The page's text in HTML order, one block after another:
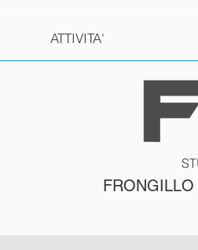
ATTIVITA'